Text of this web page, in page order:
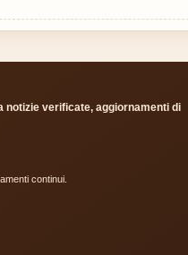
notizie verificate, aggiornamenti di
continui.